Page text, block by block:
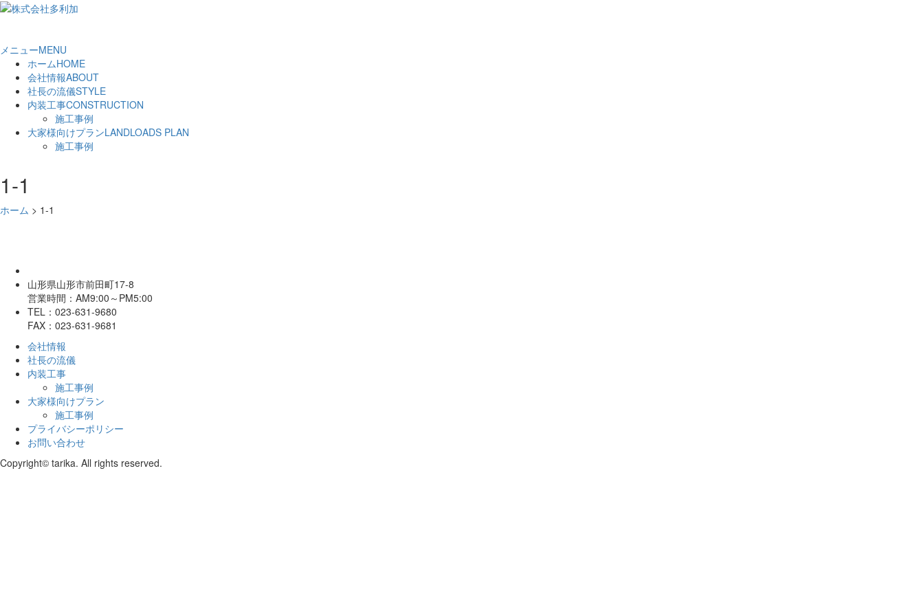
メニューMENU
ホームHOME
会社情報ABOUT
社長の流儀STYLE
内装工事CONSTRUCTION
施工事例
大家様向けプランLANDLOADS PLAN
施工事例
1-1
ホーム > 1-1
山形県山形市前田町17-8
営業時間：AM9:00～PM5:00
TEL：023-631-9680
FAX：023-631-9681
会社情報
社長の流儀
内装工事
施工事例
大家様向けプラン
施工事例
プライバシーポリシー
お問い合わせ
Copyright© tarika. All rights reserved.